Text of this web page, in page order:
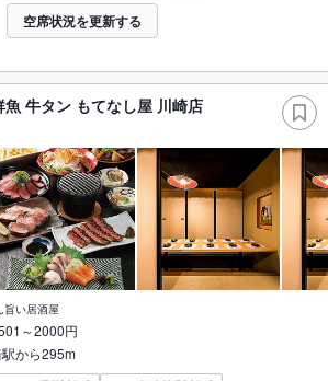
空席状況を更新する
魚 牛タン もてなし屋 川崎店
旨い居酒屋
～2000円
から295m